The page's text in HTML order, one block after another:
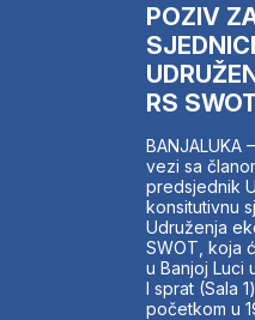
POZIV
RS
BANJALUKA
vezi sa
predsjednik
konsitutivnu
Udruženja
SWOT, koja
u Banjoj Luci
I sprat (Sala
početkom u